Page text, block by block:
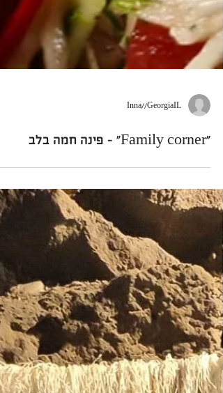
"Family corner" - פינה חמה בלב